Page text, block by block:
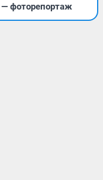
— фоторепортаж